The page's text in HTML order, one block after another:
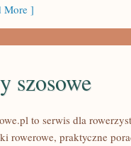
More ]
szosowe
to serwis dla
rowerowe, praktyczne